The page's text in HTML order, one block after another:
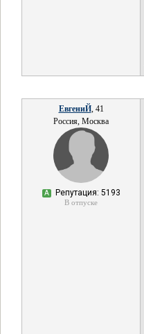
ЕвгениЙ, 41
Россия, Москва
А Репутация: 5193
В отпуске